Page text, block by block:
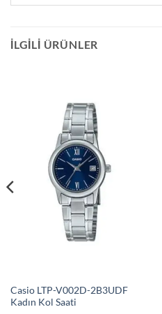
İLGILI ÜRÜNLER
Casio LTP-V002D-2B3UDF
Kadın Kol Saati